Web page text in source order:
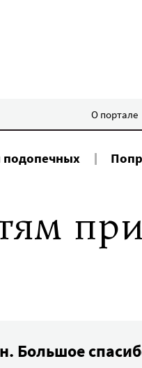
О портале
подопечных
Большое